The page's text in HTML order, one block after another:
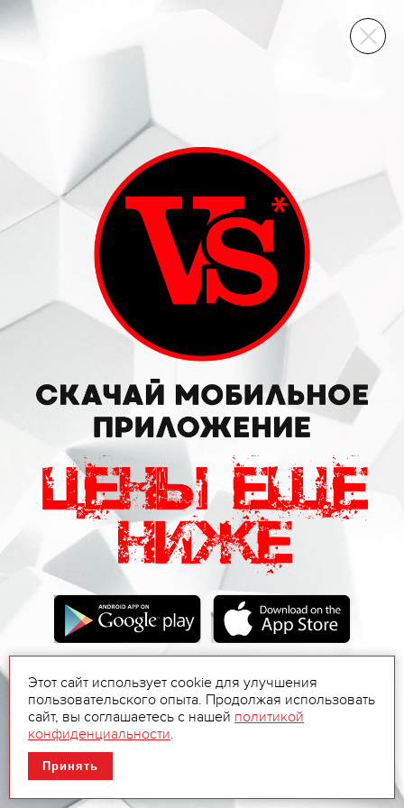
ВИННЫЙ СКЛАД
Этот сайт использует cookie для улучшения
пользовательского опыта. Продолжая использовать
сайт, вы соглашаетесь с нашей политикой
конфиденциальности.
Принять